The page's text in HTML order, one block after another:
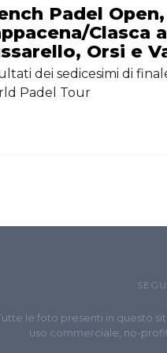
Padel
Clasca
Orsi e
dei sedicesimi di
Padel Tour
le foto presenti in questo
uso commerciale, no-